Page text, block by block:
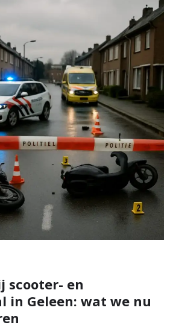
scooter- en
in Geleen: wat we nu